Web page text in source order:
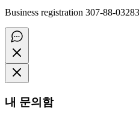
Business registration 307-88-
내 문의함